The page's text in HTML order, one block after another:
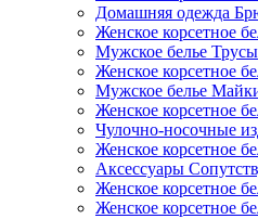
Домашняя одежда
Женское корсетное
Мужское белье Трусы
Женское корсетное
Мужское белье
Женское корсетное
Чулочно-носочные
Женское корсетное
Аксессуары
Женское корсетное
Женское корсетное